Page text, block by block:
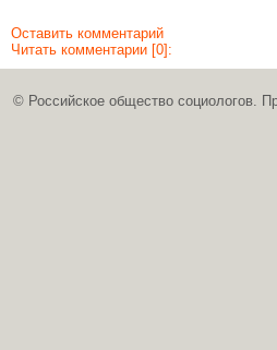
Оставить комментарий
Читать комментарии [0]:
© Российское общество социологов.